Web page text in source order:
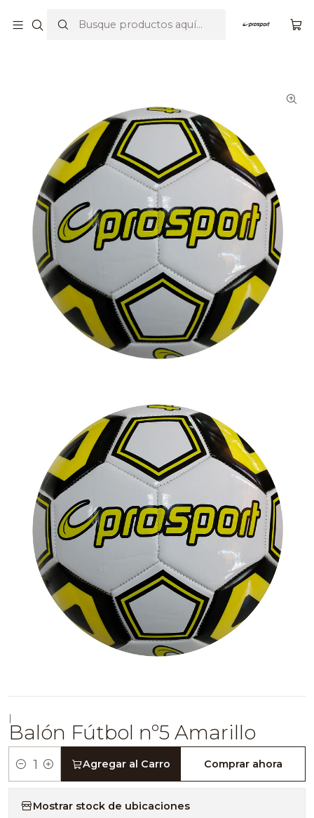
|
Balón Fútbol nº5 Amarillo
Cantidad
Agregar al Carro Comprar ahora
Mostrar stock de ubicaciones